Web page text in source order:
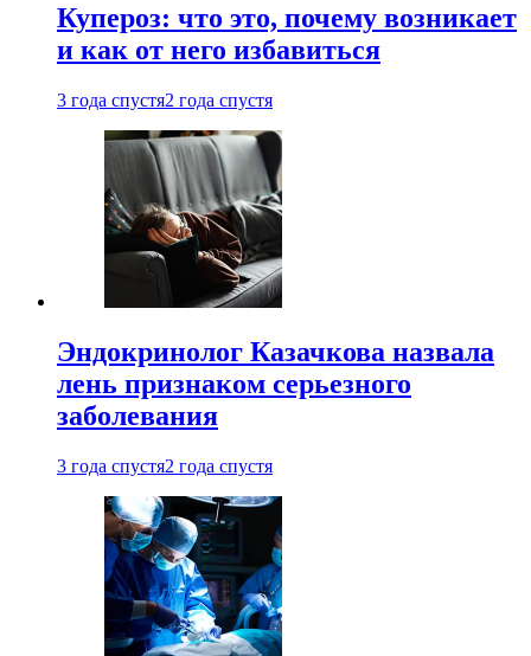
Купероз: что это, почему возникает
и как от него избавиться
3 года спустя2 года спустя
Эндокринолог Казачкова назвала
лень признаком серьезного
заболевания
3 года спустя2 года спустя